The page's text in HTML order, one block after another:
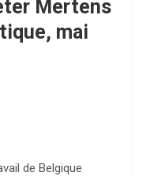
Mertens
mai
de Belgique